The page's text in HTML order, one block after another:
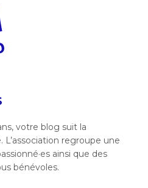
votre blog suit la
regroupe une
ainsi que des
bénévoles.